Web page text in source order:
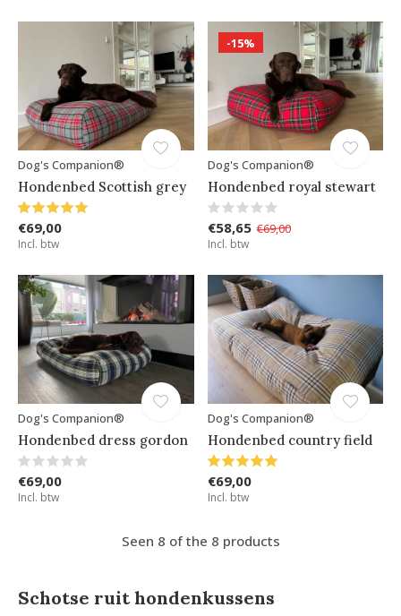
Dog's Companion®
Hondenbed Scottish grey
€69,00
Incl. btw
-15%
Dog's Companion®
Hondenbed royal stewart
€58,65 €69,00
Incl. btw
Dog's Companion®
Hondenbed dress gordon
€69,00
Incl. btw
Dog's Companion®
Hondenbed country field
€69,00
Incl. btw
Seen 8 of the 8 products
Schotse ruit hondenkussens